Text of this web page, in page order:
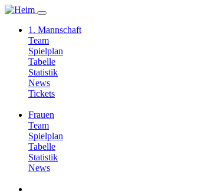
1. Mannschaft
Team
Spielplan
Tabelle
Statistik
News
Tickets
Frauen
Team
Spielplan
Tabelle
Statistik
News